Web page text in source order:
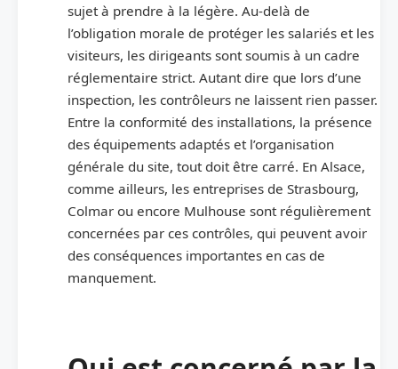
sujet à prendre à la légère. Au-delà de
l’obligation morale de protéger les salariés et les
visiteurs, les dirigeants sont soumis à un cadre
réglementaire strict. Autant dire que lors d’une
inspection, les contrôleurs ne laissent rien passer.
Entre la conformité des installations, la présence
des équipements adaptés et l’organisation
générale du site, tout doit être carré. En Alsace,
comme ailleurs, les entreprises de Strasbourg,
Colmar ou encore Mulhouse sont régulièrement
concernées par ces contrôles, qui peuvent avoir
des conséquences importantes en cas de
manquement.